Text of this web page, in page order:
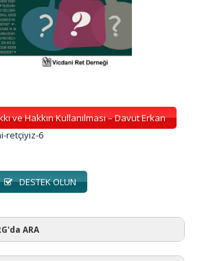
ve Hakkın Kullanılması – Davut Erkan
DESTEK OLUN
ARA